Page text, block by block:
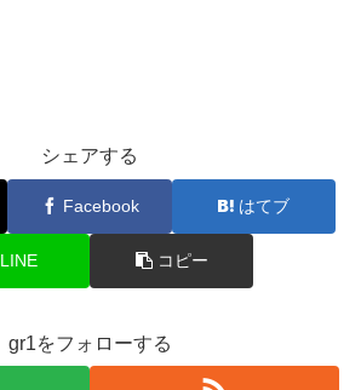
シェアする
Facebook はてブ
LINE コピー
gr1をフォローする